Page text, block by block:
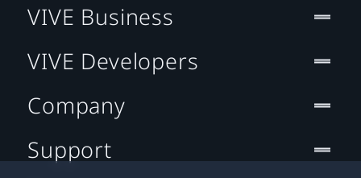
VIVE Business
VIVE Developers
Company
Support